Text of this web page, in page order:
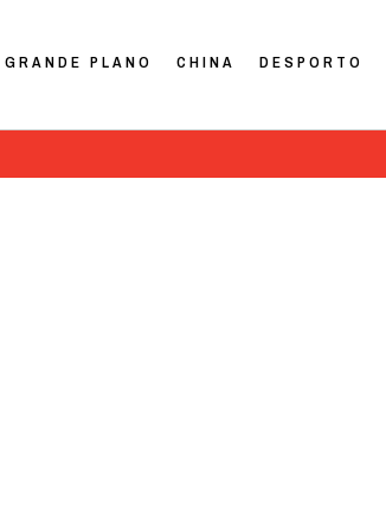
GRANDE PLANO CHINA DESPORTO